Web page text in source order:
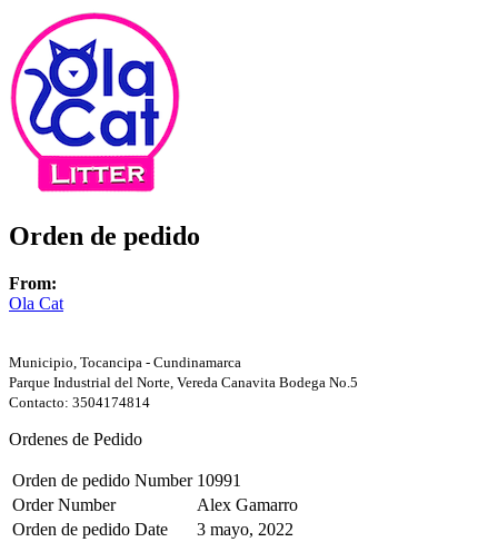
Orden de pedido
From:
Ola Cat
Municipio, Tocancipa - Cundinamarca
Parque Industrial del Norte, Vereda Canavita Bodega No.5
Contacto: 3504174814
Ordenes de Pedido
Orden de pedido Number 10991
Order Number
Alex Gamarro
Orden de pedido Date
3 mayo, 2022